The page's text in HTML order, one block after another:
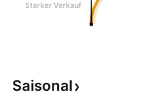
Starker Verkauf
Saisonal